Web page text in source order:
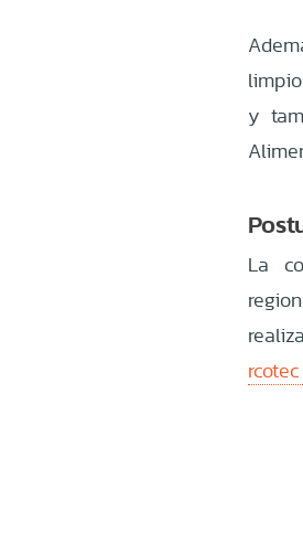
y
La